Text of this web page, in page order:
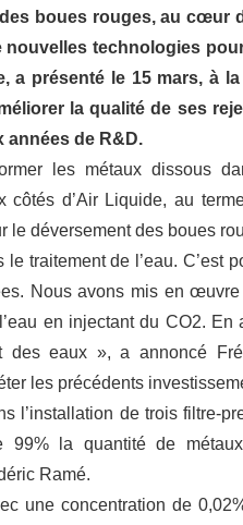
boues rouges, au cœur
nouvelles technologies
a présenté le 15 mars, à
la qualité de ses
années de R&D.
les métaux dissous
côtés d’Air Liquide, au
le déversement des boues
traitement de l’eau. C’est
Nous avons mis en
en injectant du CO2.
des eaux », a annoncé
les précédents
l’installation de trois filtre-
la quantité de
Ramé.
une concentration de